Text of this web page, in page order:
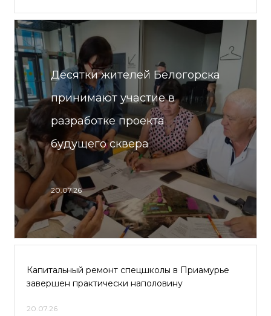
Десятки жителей Белогорска
принимают участие в
разработке проекта
будущего сквера
20.07.26
Капитальный ремонт спецшколы в Приамурье
завершен практически наполовину
20.07.26